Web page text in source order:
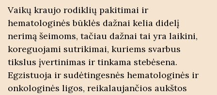
Vaikų kraujo rodiklių pakitimai ir
hematologinės būklės dažnai kelia didelį
nerimą šeimoms, tačiau dažnai tai yra laikini,
koreguojami sutrikimai, kuriems svarbus
tikslus įvertinimas ir tinkama stebėsena.
Egzistuoja ir sudėtingesnės hematologinės ir
onkologinės ligos, reikalaujančios aukštos